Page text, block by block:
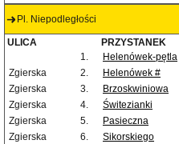
Pl. Niepodległości
ULICA PRZYSTANEK
1.
Helenówek-pętla
Zgierska
2. Helenówek #
Zgierska
3. Brzoskwiniowa
Zgierska
4. Świtezianki
Zgierska
5. Pasieczna
Zgierska
6. Sikorskiego